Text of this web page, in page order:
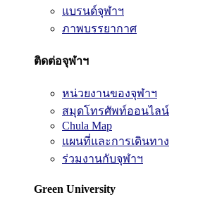
แบรนด์จุฬาฯ
ภาพบรรยากาศ
ติดต่อจุฬาฯ
หน่วยงานของจุฬาฯ
สมุดโทรศัพท์ออนไลน์
Chula Map
แผนที่และการเดินทาง
ร่วมงานกับจุฬาฯ
Green University